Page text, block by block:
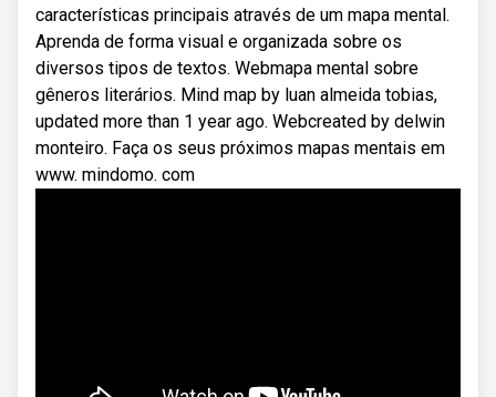
características principais através de um mapa mental.
Aprenda de forma visual e organizada sobre os
diversos tipos de textos. Webmapa mental sobre
gêneros literários. Mind map by luan almeida tobias,
updated more than 1 year ago. Webcreated by delwin
monteiro. Faça os seus próximos mapas mentais em
www. mindomo. com